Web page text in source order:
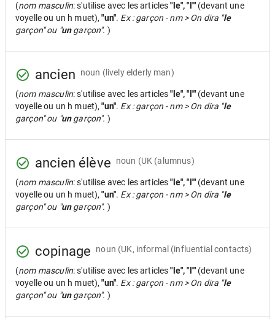
(nom masculin: s'utilise avec les articles"le", "l'" (devant une
voyelle ou un h muet),"un". Ex : garçon - nm > On dira "le
garçon" ou "ungarçon". )
ancien noun (lively elderly man)
(nom masculin: s'utilise avec les articles"le", "l'" (devant une
voyelle ou un h muet),"un". Ex : garçon - nm > On dira "le
garçon" ou "ungarçon". )
ancien élève noun (UK (alumnus)
(nom masculin: s'utilise avec les articles"le", "l'" (devant une
voyelle ou un h muet),"un". Ex : garçon - nm > On dira "le
garçon" ou "ungarçon". )
copinage noun (UK, informal (influential contacts)
(nom masculin: s'utilise avec les articles"le", "l'" (devant une
voyelle ou un h muet),"un". Ex : garçon - nm > On dira "le
garçon" ou "ungarçon". )